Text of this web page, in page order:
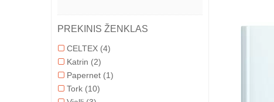
PREKINIS ŽENKLAS
CELTEX (4)
Katrin (2)
Papernet (1)
Tork (10)